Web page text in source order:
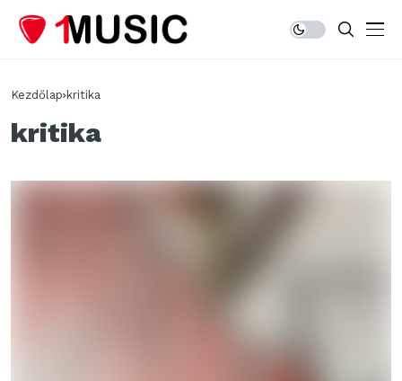
Kezdőlap kritika
kritika